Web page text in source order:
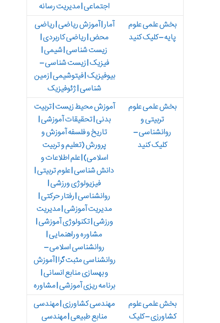
اجتماعی | مدیریت رسانه
بخش علمی علوم
پایه – کلیک کنید
آمار | آموزش ریاضی | ریاضی
محض | ریاضی کاربردی |
زیست شناسی | شیمی |
فیزیک | زیست شناسی –
بیوفیزیک | فیتوشیمی | زمین
شناسی | ژئوفیزیک
بخش علمی علوم
تربیتی و
روانشناسی –
کلیک کنید
آموزش محیط زیست | تربیت
بدنی | تحقیقات آموزشی |
تاریخ و فلسفه آموزش و
پرورش (تعلیم و تربیت
اسلامی) | علم اطلاعات و
دانش شناسی | علوم تربیتی |
فیزیولوژی ورزشی |
روانشناسی | رفتار حرکتی |
مدیریت آموزشی | مدیریت
ورزشی | تکنولوژی آموزشی |
مشاوره و راهنمایی |
روانشناسی اسلامی –
روانشناسی مثبت گرا | آموزش
و بهسازی منابع انسانی |
برنامه ریزی آموزشی | مشاوره
بخش علمی علوم
کشاورزی – کلیک
مهندسی کشاورزی | مهندسی
منابع طبیعی | مهندسی